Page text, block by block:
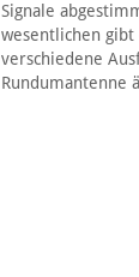
Signale
wesentlichen gibt
verschiedene
Rundumantenne